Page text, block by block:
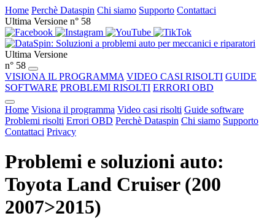
Home Perchè Dataspin Chi siamo Supporto Contattaci
Ultima Versione n° 58
Ultima Versione
n° 58
VISIONA IL PROGRAMMA VIDEO CASI RISOLTI GUIDE
SOFTWARE PROBLEMI RISOLTI ERRORI OBD
Home Visiona il programma Video casi risolti Guide software
Problemi risolti Errori OBD Perchè Dataspin Chi siamo Supporto
Contattaci Privacy
Problemi e soluzioni auto:
Toyota Land Cruiser (200
2007>2015)